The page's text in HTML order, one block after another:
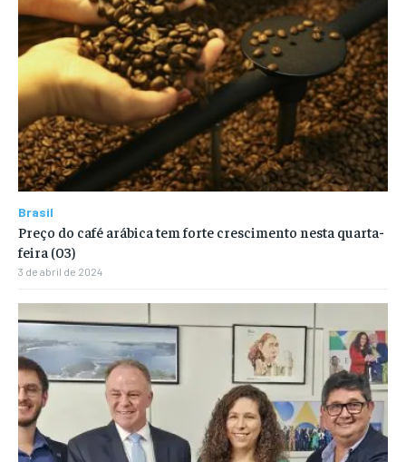
Brasil
Preço do café arábica tem forte crescimento nesta quarta-
feira (03)
3 de abril de 2024